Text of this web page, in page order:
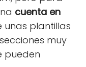
cuenta en
unas plantillas
muy
pueden